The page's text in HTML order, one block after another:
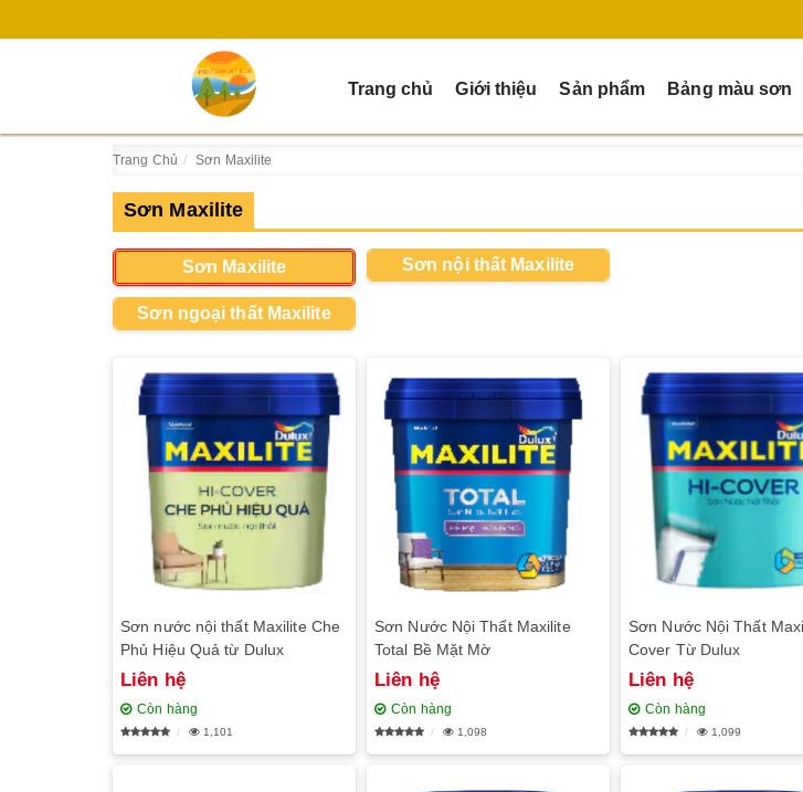
Trang chủ Giới thiệu Sản phẩm Bảng màu sơn
Trang Chủ Sơn Maxilite
Sơn Maxilite
Sơn Maxilite
Sơn ngoại thất Maxilite
Sơn nội thất Maxilite
Sơn nước nội thất Maxilite Che
Phủ Hiệu Quả từ Dulux
Liên hệ
Còn hàng
1,101
Sơn Nước Nội Thất Maxilite
Total Bề Mặt Mờ
Liên hệ
Còn hàng
1,098
Sơn Nước Nội Thất
Cover Từ Dulux
Liên hệ
Còn hàng
1,099